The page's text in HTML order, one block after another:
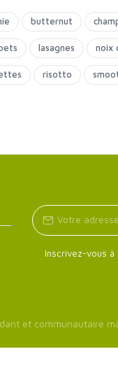
butternut
lasagnes noix
risotto
Inscrivez-vous
et communautaire